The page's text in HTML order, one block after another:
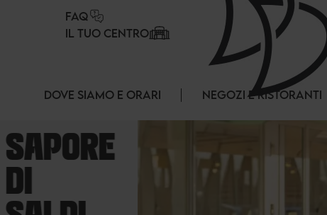
FAQ
IL TUO CENTRO
DOVE SIAMO E ORARI NEGOZI E RISTORANTI
Pannello di gestione dei cookies